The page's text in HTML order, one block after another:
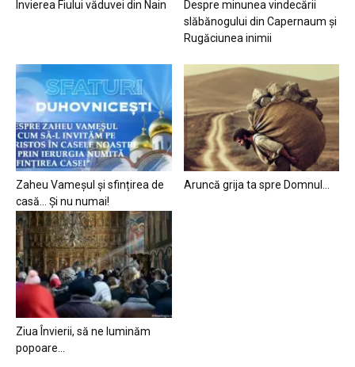
Învierea Fiului văduvei din Nain
Despre minunea vindecării
slăbănogului din Capernaum și
Rugăciunea inimii
Zaheu Vameșul și sfințirea de
casă… Și nu numai!
Aruncă grija ta spre Domnul…
Ziua Învierii, să ne luminăm
popoare…